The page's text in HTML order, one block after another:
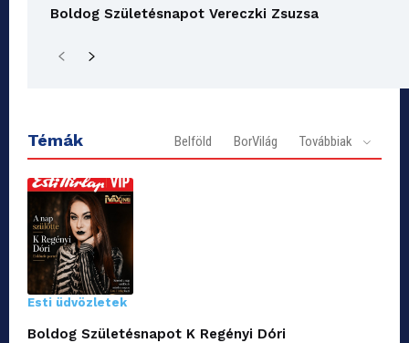
Boldog Születésnapot Vereczki Zsuzsa
Témák Belföld BorVilág Továbbiak
Esti üdvözletek
Boldog Születésnapot K Regényi Dóri